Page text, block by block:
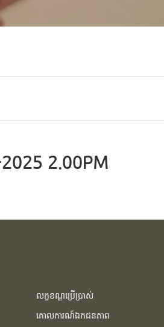
2.00PM
លក្ខខណ្ឌប្រើប្រាស់
គោលការណ៍ឯកជនភាព